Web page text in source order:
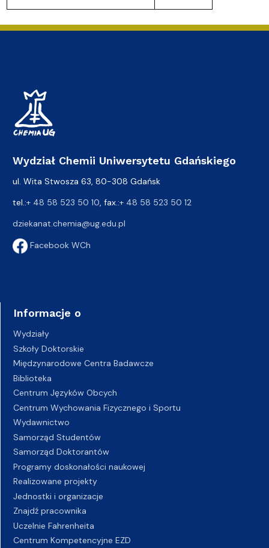
Wydział Chemii Uniwersytetu Gdańskiego
ul. Wita Stwosza 63, 80-308 Gdańsk
tel.:+ 48 58 523 50 10, fax.:+ 48 58 523 50 12
dziekanat.chemia@ug.edu.pl
Facebook WCh
Informacje o
Wydziały
Szkoły Doktorskie
Międzynarodowe Centra Badawcze
Biblioteka
Centrum Języków Obcych
Centrum Wychowania Fizycznego i Sportu
Wydawnictwo
Samorząd Studentów
Samorząd Doktorantów
Programy doskonałości naukowej
Realizowane projekty
Jednostki i organizacje
Znajdź pracownika
Uczelnie Fahrenheita
Centrum Kompetencyjne EZD